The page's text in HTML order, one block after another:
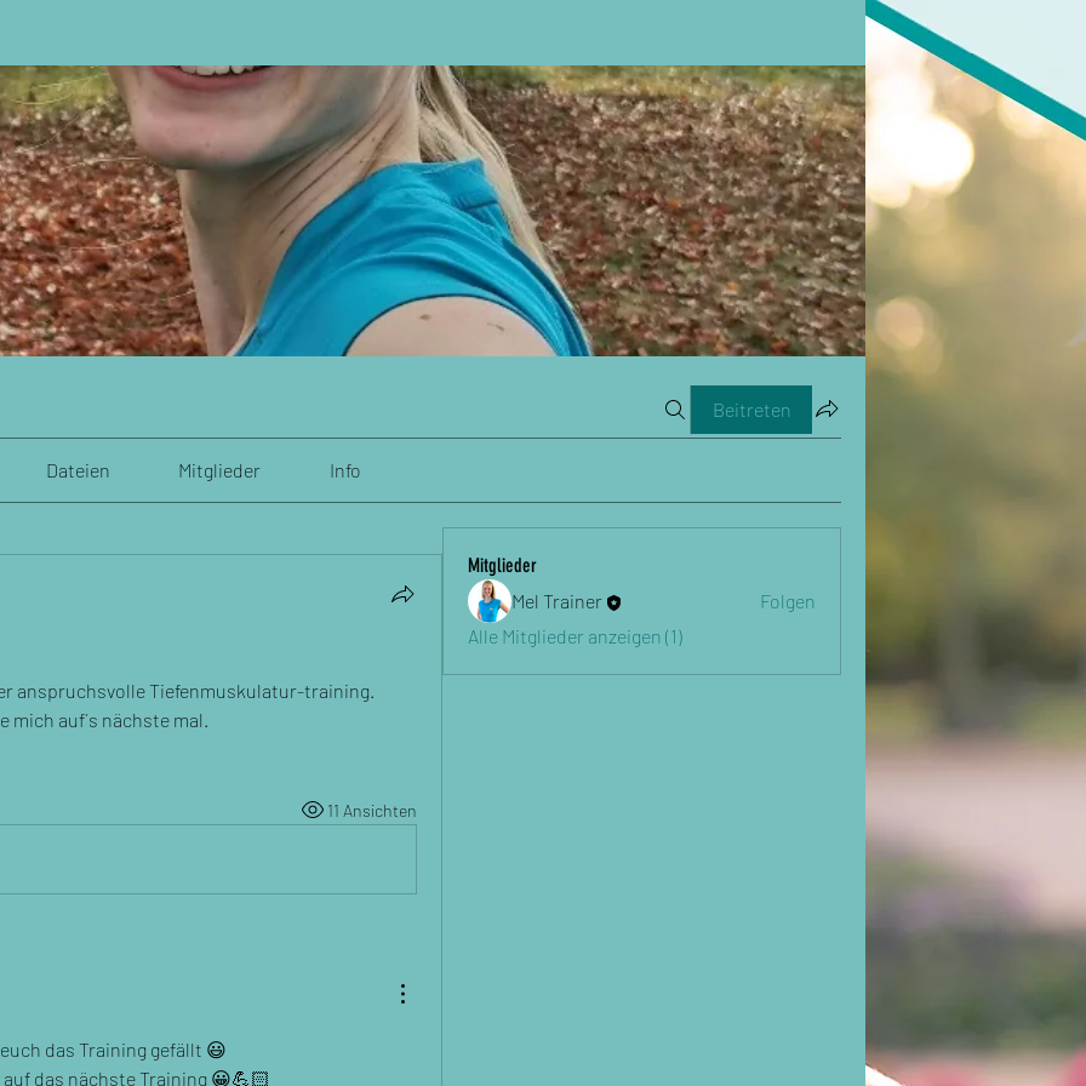
Beitreten
Dateien Mitglieder Info
anspruchsvolle Tiefenmuskulatur-training.
mich auf´s nächste mal.
11 Ansichten
das Training gefällt 😃
das nächste Training 😀💪🏻
Mitglieder
Mel Trainer
Folgen
Alle Mitglieder anzeigen (1)